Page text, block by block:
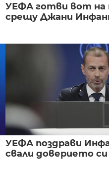
УЕФА готви вот на
срещу Джани
УЕФА поздрави
свали доверието